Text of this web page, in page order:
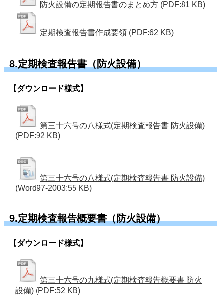
防火設備の定期報告書のまとめ方 (PDF:81 KB)
定期検査報告書作成要領 (PDF:62 KB)
8.定期検査報告書（防火設備）
【ダウンロード様式】
第三十六号の八様式(定期検査報告書 防火設備)
(PDF:92 KB)
第三十六号の八様式(定期検査報告書 防火設備)
(Word97-2003:55 KB)
9.定期検査報告概要書（防火設備）
【ダウンロード様式】
第三十六号の九様式(定期検査報告概要書 防火
設備) (PDF:52 KB)